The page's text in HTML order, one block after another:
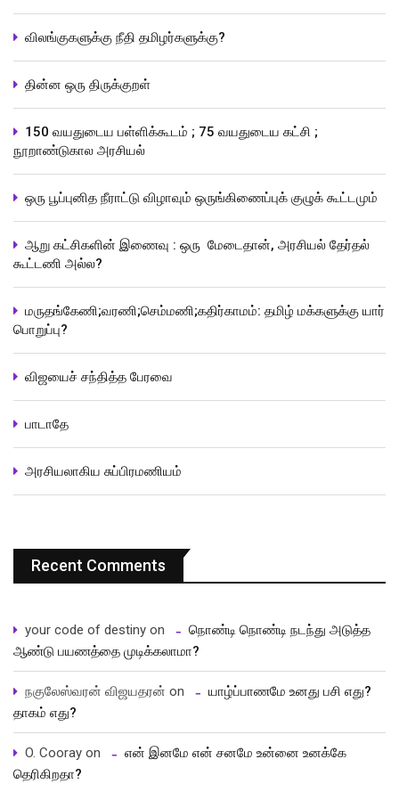
விலங்குகளுக்கு நீதி தமிழர்களுக்கு?
தின்ன ஒரு திருக்குறள்
150 வயதுடைய பள்ளிக்கூடம் ; 75 வயதுடைய கட்சி ;
நூறாண்டுகால அரசியல்
ஒரு பூப்புனித நீராட்டு விழாவும் ஒருங்கிணைப்புக் குழுக் கூட்டமும்
ஆறு கட்சிகளின் இணைவு : ஒரு மேடைதான், அரசியல் தேர்தல்
கூட்டணி அல்ல?
மருதங்கேணி;வரணி;செம்மணி;கதிர்காமம்: தமிழ் மக்களுக்கு யார்
பொறுப்பு?
விஜயைச் சந்தித்த பேரவை
பாடாதே
அரசியலாகிய சுப்பிரமணியம்
Recent Comments
your code of destiny on
நொண்டி நொண்டி நடந்து அடுத்த
ஆண்டு பயணத்தை முடிக்கலாமா?
நகுலேஸ்வரன் விஜயதரன் on
யாழ்ப்பாணமே உனது பசி எது?
தாகம் எது?
O. Cooray on
என் இனமே என் சனமே உன்னை உனக்கே
தெரிகிறதா?